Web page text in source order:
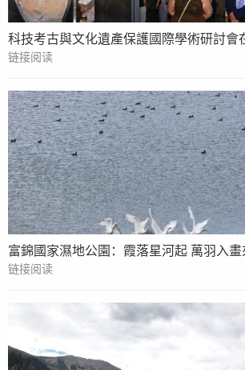
科技考古與文化遺產保護國際學術研討會
链接阅读
富錦國家濕地公園：霞落星河起 萬羽入畫
链接阅读